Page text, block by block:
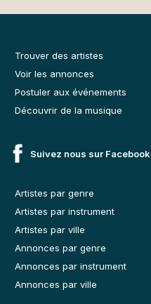
Trouver des artistes
Voir les annonces
Postuler aux événements
Découvrir de la musique
Suivez nous sur Facebook
Artistes par genre
Artistes par instrument
Artistes par ville
Annonces par genre
Annonces par instrument
Annonces par ville